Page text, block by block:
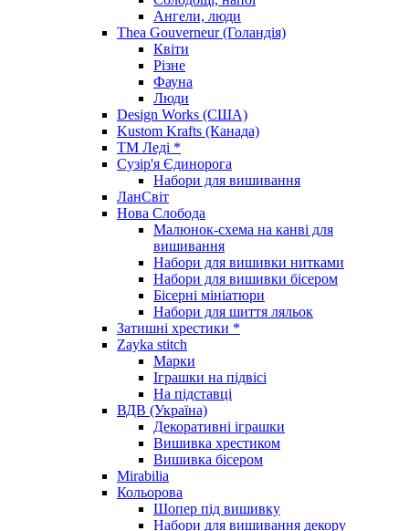
Ангели, люди
Thea Gouverneur (Голандія)
Квіти
Різне
Фауна
Люди
Design Works (США)
Kustom Krafts (Канада)
ТМ Леді *
Сузір'я Єдинорога
Набори для вишивання
ЛанСвіт
Нова Слобода
Малюнок-схема на канві для
вишивання
Набори для вишивки нитками
Набори для вишивки бісером
Бісерні мініатюри
Набори для шиття ляльок
Затишні хрестики *
Zayka stitch
Марки
Іграшки на підвісі
На підставці
ВДВ (Україна)
Декоративні іграшки
Вишивка хрестиком
Вишивка бісером
Mirabilia
Кольорова
Шопер під вишивку
Набори для вишивання декору